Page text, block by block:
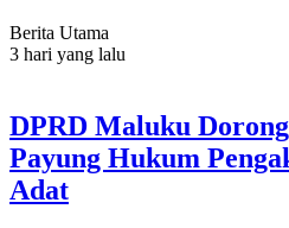
Berita Utama
3 hari yang lalu
DPRD Maluku
Payung Hukum
Adat